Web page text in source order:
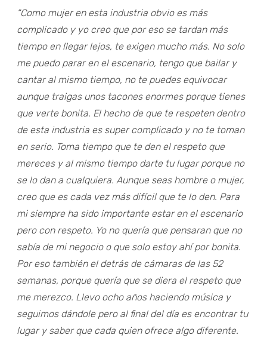
“Como mujer en esta industria obvio es más
complicado y yo creo que por eso se tardan más
tiempo en llegar lejos, te exigen mucho más. No solo
me puedo parar en el escenario, tengo que bailar y
cantar al mismo tiempo, no te puedes equivocar
aunque traigas unos tacones enormes porque tienes
que verte bonita. El hecho de que te respeten dentro
de esta industria es super complicado y no te toman
en serio. Toma tiempo que te den el respeto que
mereces y al mismo tiempo darte tu lugar porque no
se lo dan a cualquiera. Aunque seas hombre o mujer,
creo que es cada vez más difícil que te lo den. Para
mi siempre ha sido importante estar en el escenario
pero con respeto. Yo no quería que pensaran que no
sabía de mi negocio o que solo estoy ahí por bonita.
Por eso también el detrás de cámaras de las 52
semanas, porque quería que se diera el respeto que
me merezco. Llevo ocho años haciendo música y
seguimos dándole pero al final del día es encontrar tu
lugar y saber que cada quien ofrece algo diferente.